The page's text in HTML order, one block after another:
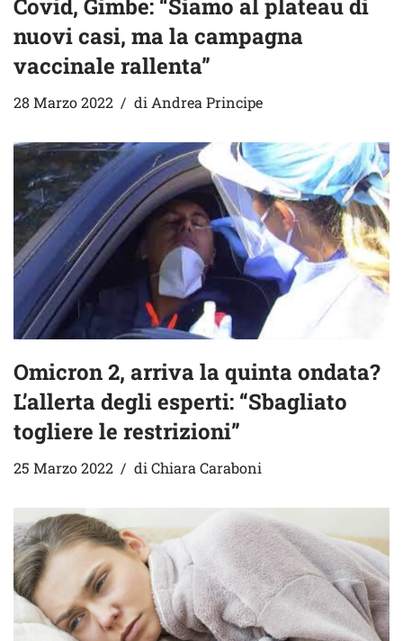
Covid, Gimbe: “Siamo al plateau di
nuovi casi, ma la campagna
vaccinale rallenta”
28 Marzo 2022 di Andrea Principe
Omicron 2, arriva la quinta ondata?
L’allerta degli esperti: “Sbagliato
togliere le restrizioni”
25 Marzo 2022 diChiara Caraboni